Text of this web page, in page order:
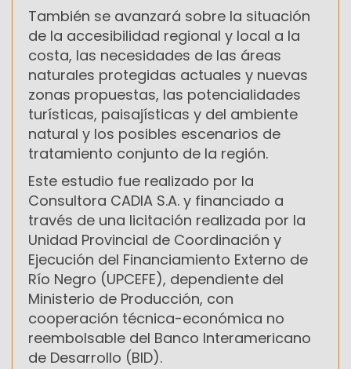
También se avanzará sobre la situación
de la accesibilidad regional y local a la
costa, las necesidades de las áreas
naturales protegidas actuales y nuevas
zonas propuestas, las potencialidades
turísticas, paisajísticas y del ambiente
natural y los posibles escenarios de
tratamiento conjunto de la región.
Este estudio fue realizado por la
Consultora CADIA S.A. y financiado a
través de una licitación realizada por la
Unidad Provincial de Coordinación y
Ejecución del Financiamiento Externo de
Río Negro (UPCEFE), dependiente del
Ministerio de Producción, con
cooperación técnica-económica no
reembolsable del Banco Interamericano
de Desarrollo (BID).